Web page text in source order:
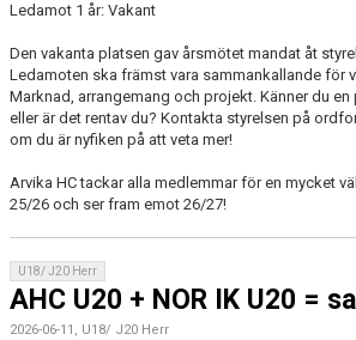
Ledamot 1 år: Vakant
Den vakanta platsen gav årsmötet mandat åt
Ledamoten ska främst vara sammankallande för
Marknad, arrangemang och projekt. Känner du
eller är det rentav du? Kontakta styrelsen på
om du är nyfiken på att veta mer!
Arvika HC tackar alla medlemmar för en mycket
25/26 och ser fram emot 26/27!
U18/ J20 Herr
AHC U20 + NOR IK U20 =
2026-06-11, U18/ J20 Herr